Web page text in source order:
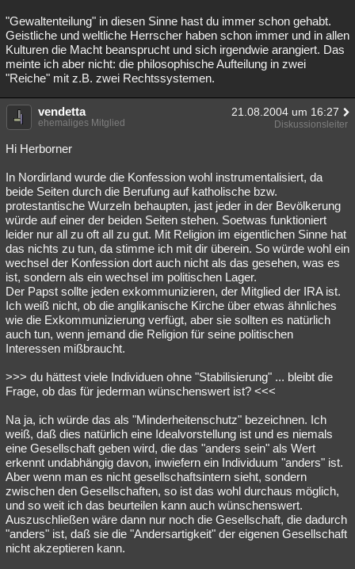
"Gewaltenteilung" in diesen Sinne hast du immer schon gehabt.
Geistliche und weltliche Herrscher haben schon immer und in allen
Kulturen die Macht beansprucht und sich irgendwie arangiert. Das
meinte ich aber nicht: die philosophische Aufteilung in zwei
"Reiche" mit z.B. zwei Rechtssystemen.
vendetta 21.08.2004 um 16:27
ehemaliges Mitglied Diskussionsleiter
Hi Herborner
In Nordirland wurde die Konfession wohl instrumentalisiert, da
beide Seiten durch die Berufung auf katholische bzw.
protestantische Wurzeln behaupten, jast jeder in der Bevölkerung
würde auf einer der beiden Seiten stehen. Soetwas funktioniert
leider nur all zu oft all zu gut. Mit Religion im eigentlichen Sinne hat
das nichts zu tun, da stimme ich mit dir überein. So würde wohl ein
wechsel der Konfession dort auch nicht als das gesehen, was es
ist, sondern als ein wechsel im politischen Lager.
Der Papst sollte jeden exkommunizieren, der Mitglied der IRA ist.
Ich weiß nicht, ob die anglikanische Kirche über etwas ähnliches
wie die Exkommunizierung verfügt, aber sie sollten es natürlich
auch tun, wenn jemand die Religion für seine politischen
Interessen mißbraucht.
>>> du hättest viele Individuen ohne "Stabilisierung" ... bleibt die
Frage, ob das für jederman wünschenswert ist? <<<
Na ja, ich würde das als "Minderheitenschutz" bezeichnen. Ich
weiß, daß dies natürlich eine Idealvorstellung ist und es niemals
eine Gesellschaft geben wird, die das "anders sein" als Wert
erkennt undabhängig davon, inwiefern ein Individuum "anders" ist.
Aber wenn man es nicht gesellschaftsintern sieht, sondern
zwischen den Gesellschaften, so ist das wohl durchaus möglich,
und so weit ich das beurteilen kann auch wünschenswert.
Auszuschließen wäre dann nur noch die Gesellschaft, die dadurch
"anders" ist, daß sie die "Andersartigkeit" der eigenen Gesellschaft
nicht akzeptieren kann.